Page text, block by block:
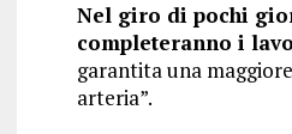
Nel giro di pochi
completeranno i
garantita una
arteria”.